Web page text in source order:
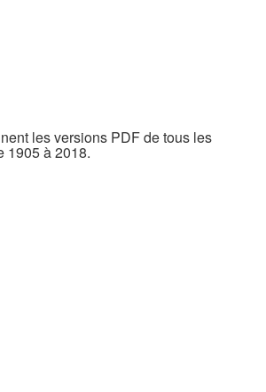
les versions PDF de tous les
1905 à 2018.